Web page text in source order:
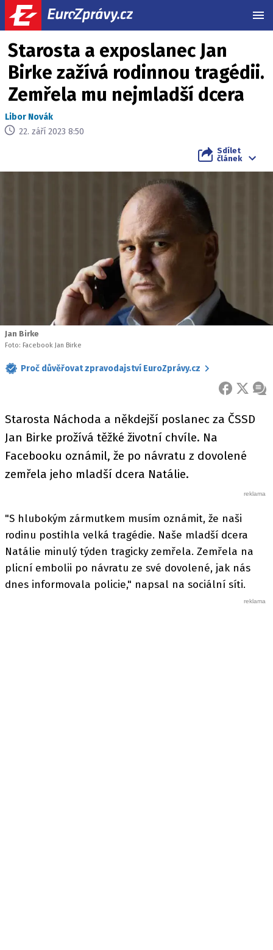
Starosta a exposlanec Jan
Birke zažívá rodinnou tragédii.
Zemřela mu nejmladší dcera
Libor Novák
22. září 2023 8:50
Sdílet
článek
Jan Birke
Foto: Facebook Jan Birke
Proč důvěřovat zpravodajství EuroZprávy.cz
FACEBOOK
X
Starosta Náchoda a někdejší poslanec za ČSSD
Jan Birke prožívá těžké životní chvíle. Na
Facebooku oznámil, že po návratu z dovolené
zemřela jeho mladší dcera Natálie.
"S hlubokým zármutkem musím oznámit, že naši
rodinu postihla velká tragédie. Naše mladší dcera
Natálie minulý týden tragicky zemřela. Zemřela na
plicní embolii po návratu ze své dovolené, jak nás
dnes informovala policie," napsal na sociální síti.